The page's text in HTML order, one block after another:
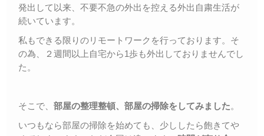
発出して以来、不要不急の外出を控える外出自粛生活が
続いています。
私もできる限りのリモートワークを行っております。そ
の為、２週間以上自宅から1歩も外出しておりませんでし
た。
そこで、 部屋の整理整頓、部屋の掃除をしてみました。
いつもなら部屋の掃除を始めても、少ししたら飽きてや